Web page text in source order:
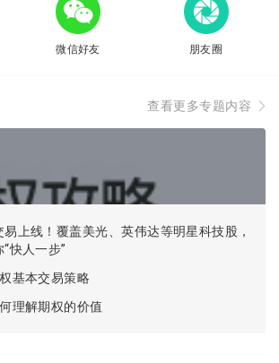
获得固定权利金，承担义务。
是横盘震荡，这些都叫做看不涨。
看涨，看不跌有可能出现小幅盘整，有
微信好友 朋友圈
查看更多专题内容
上线！覆盖美光、英伟达等明星科技股，
快人一步”
基本交易策略
理解期权的价值